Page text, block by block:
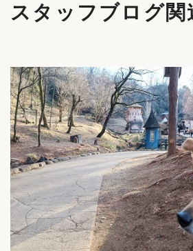
スタッフブログ関